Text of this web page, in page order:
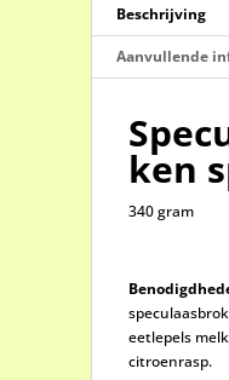
Beschrijving
Aanvullende
ken
340 gram
eetlepels
citroenrasp.